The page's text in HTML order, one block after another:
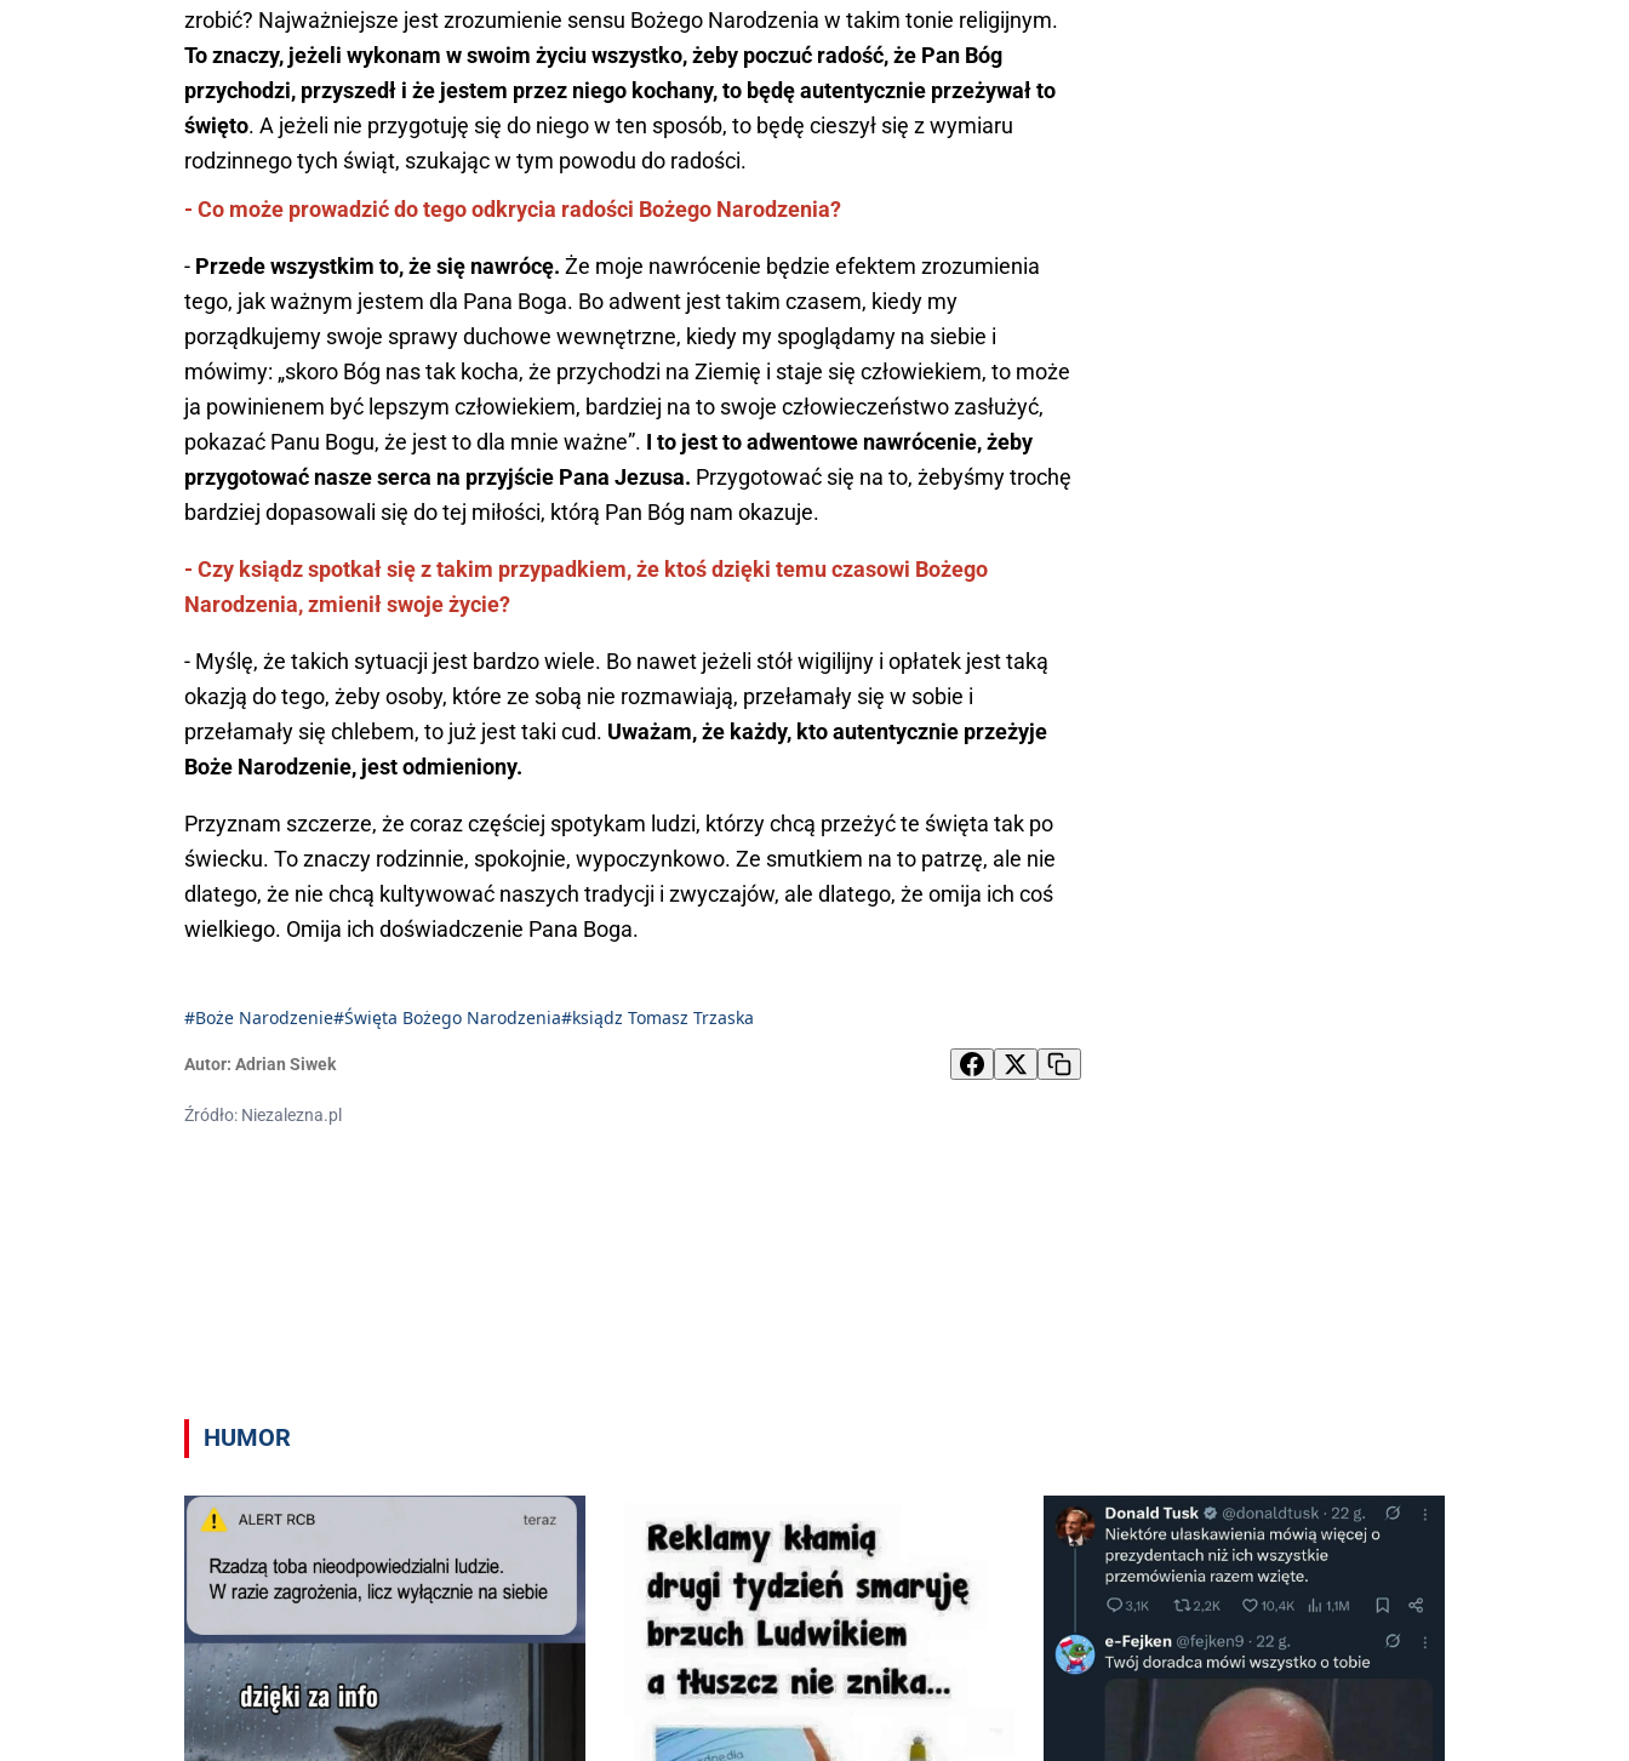
zrobić? Najważniejsze jest zrozumienie sensu Bożego Narodzenia w takim tonie religijnym.
To znaczy, jeżeli wykonam w swoim życiu wszystko, żeby poczuć radość, że Pan Bóg
przychodzi, przyszedł i że jestem przez niego kochany, to będę autentycznie przeżywał to
święto. A jeżeli nie przygotuję się do niego w ten sposób, to będę cieszył się z wymiaru
rodzinnego tych świąt, szukając w tym powodu do radości.
- Co może prowadzić do tego odkrycia radości Bożego Narodzenia?
- Przede wszystkim to, że się nawrócę. Że moje nawrócenie będzie efektem zrozumienia
tego, jak ważnym jestem dla Pana Boga. Bo adwent jest takim czasem, kiedy my
porządkujemy swoje sprawy duchowe wewnętrzne, kiedy my spoglądamy na siebie i
mówimy: „skoro Bóg nas tak kocha, że przychodzi na Ziemię i staje się człowiekiem, to może
ja powinienem być lepszym człowiekiem, bardziej na to swoje człowieczeństwo zasłużyć,
pokazać Panu Bogu, że jest to dla mnie ważne”. I to jest to adwentowe nawrócenie, żeby
przygotować nasze serca na przyjście Pana Jezusa. Przygotować się na to, żebyśmy trochę
bardziej dopasowali się do tej miłości, którą Pan Bóg nam okazuje.
- Czy ksiądz spotkał się z takim przypadkiem, że ktoś dzięki temu czasowi Bożego
Narodzenia, zmienił swoje życie?
- Myślę, że takich sytuacji jest bardzo wiele. Bo nawet jeżeli stół wigilijny i opłatek jest taką
okazją do tego, żeby osoby, które ze sobą nie rozmawiają, przełamały się w sobie i
przełamały się chlebem, to już jest taki cud. Uważam, że każdy, kto autentycznie przeżyje
Boże Narodzenie, jest odmieniony.
Przyznam szczerze, że coraz częściej spotykam ludzi, którzy chcą przeżyć te święta tak po
świecku. To znaczy rodzinnie, spokojnie, wypoczynkowo. Ze smutkiem na to patrzę, ale nie
dlatego, że nie chcą kultywować naszych tradycji i zwyczajów, ale dlatego, że omija ich coś
wielkiego. Omija ich doświadczenie Pana Boga.
#Boże Narodzenie#Święta Bożego Narodzenia#ksiądz Tomasz Trzaska
Autor: Adrian Siwek
Źródło: Niezalezna.pl
HUMOR